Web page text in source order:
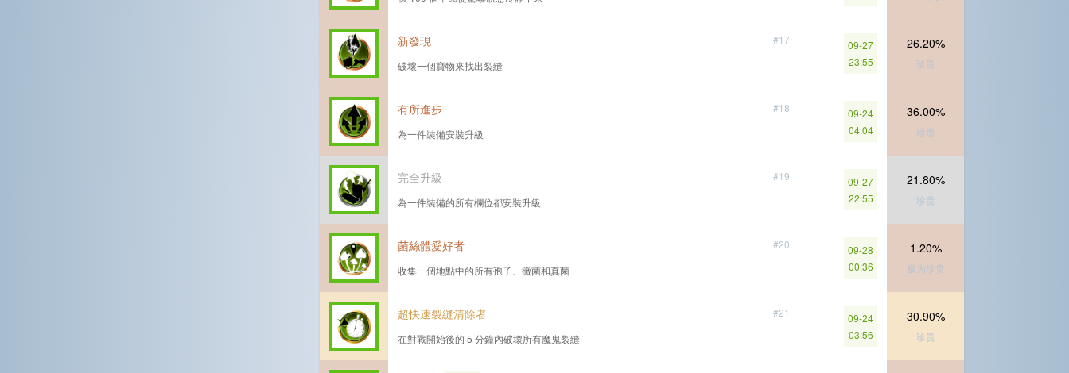
#17
新發現
破壞一個寶物來找出裂縫
09-27
23:55
26.20%
珍贵
#18
有所進步
為一件裝備安裝升級
09-24
04:04
36.00%
珍贵
#19
完全升級
為一件裝備的所有欄位都安裝升級
09-27
22:55
21.80%
珍贵
#20
菌絲體愛好者
收集一個地點中的所有孢子、黴菌和真菌
09-28
00:36
1.20%
极为珍贵
#21
超快速裂縫清除者
在對戰開始後的 5 分鐘內破壞所有魔鬼裂縫
09-24
03:56
30.90%
珍贵